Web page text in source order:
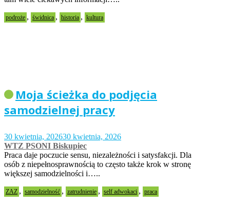
podroże , świdnica , historia , kultura
Moja ścieżka do podjęcia
samodzielnej pracy
30 kwietnia, 202630 kwietnia, 2026
WTZ PSONI Biskupiec
Praca daje poczucie sensu, niezależności i satysfakcji. Dla
osób z niepełnosprawnością to często także krok w stronę
większej samodzielności i…..
ZAZ , samodzielność , zatrudnienie , self adwokaci , praca